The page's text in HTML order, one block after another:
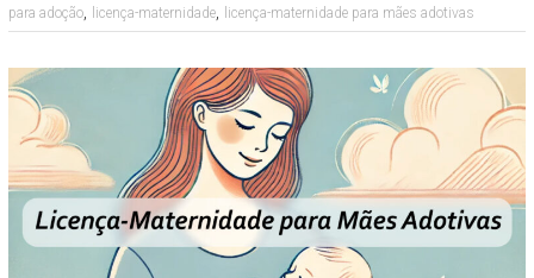
para adoção, licença-maternidade, licença-maternidade para mães adotivas